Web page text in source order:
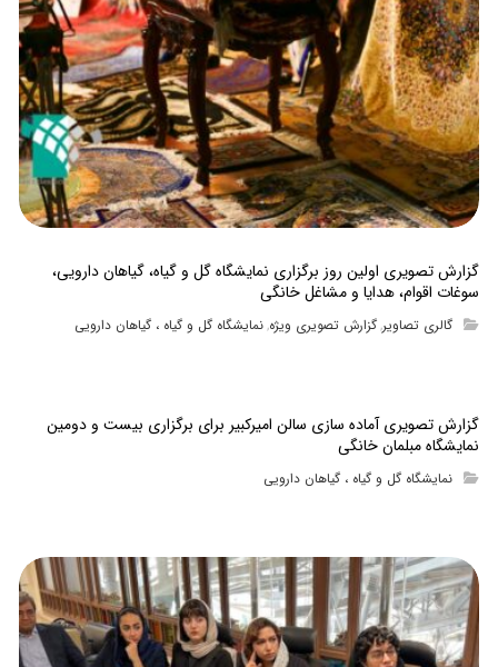
گزارش تصویری اولین روز برگزاری نمایشگاه گل و گیاه، گیاهان دارویی،
سوغات اقوام، هدایا و مشاغل خانگی
گالری تصاویر,گزارش تصویری ویژه,نمایشگاه گل و گیاه ، گیاهان دارویی
گزارش تصویری آماده سازی سالن امیرکبیر برای برگزاری بیست و دومین
نمایشگاه مبلمان خانگی
نمایشگاه گل و گیاه ، گیاهان دارویی